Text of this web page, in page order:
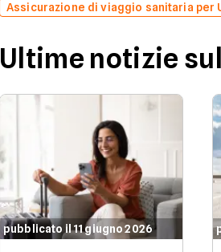
Assicurazione di viaggio sanitaria per
Ultime notizie
pubblicato il 11 giugno 2026